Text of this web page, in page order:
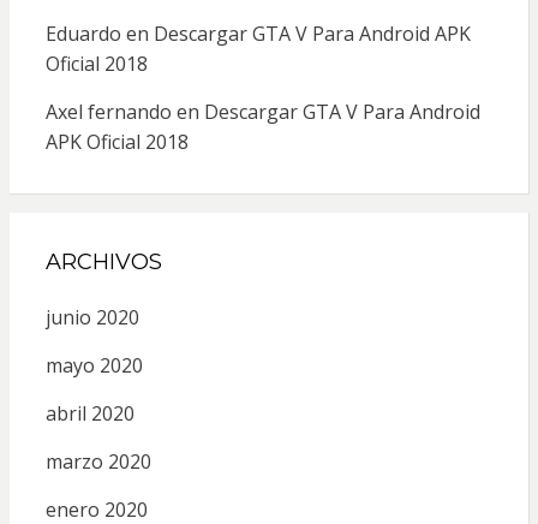
Eduardo en Descargar GTA V Para Android APK
Oficial 2018
Axel fernando en Descargar GTA V Para Android
APK Oficial 2018
ARCHIVOS
junio 2020
mayo 2020
abril 2020
marzo 2020
enero 2020